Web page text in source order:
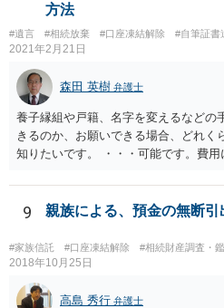
方法
#遺言 #相続放棄 #口座凍結解除 #自筆証書
2021年2月21日
森田 英樹 弁護士
養子縁組や戸籍、名字を変えるなどの
きるのか、お願いできる場合、どれく
知りたいです。 ・・・可能です。費
ています。 やはり、成人した子のこ
の事だけ考えるべきなのでしょうか
い解決案があればお悩みになるのは当
と親子関係を結びたいと思っているが
子縁組の必要があり 氏も変更するこ
しているとは言え、自分の子と私の連
望。もちろん私もそうできればと思い
9 親族による、預金の無断引
#家族信託 #口座凍結解除 #相続財産調査・
2018年10月25日
高島 秀行 弁護士